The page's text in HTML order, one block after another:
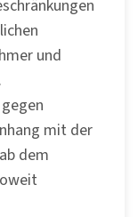
und
mit der
dem